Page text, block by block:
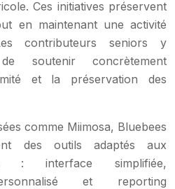
Ces initiatives préservent
en maintenant une activité
contributeurs seniors y
soutenir concrètement
et la préservation des
comme Miimosa, Bluebees
des outils adaptés aux
: interface simplifiée,
et reporting